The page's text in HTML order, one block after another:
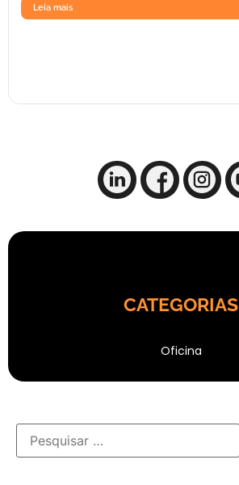
Leia mais
CATEGORIAS
Oficina